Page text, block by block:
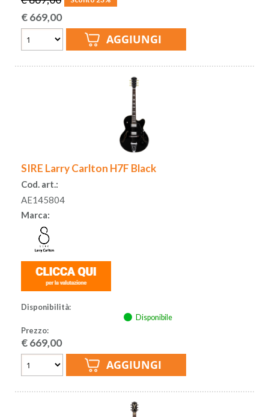
€669,00
SIRE Larry Carlton H7F Black
Cod. art.:
AE145804
Marca:
Disponibilità:
Disponibile
Prezzo:
€669,00